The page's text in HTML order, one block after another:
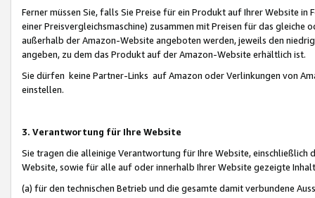
Ferner müssen Sie, falls Sie Preise für ein Produkt auf Ihrer Website
einer Preisvergleichsmaschine) zusammen mit Preisen für das
außerhalb der Amazon-Website angeboten werden, jeweils den
angeben, zu dem das Produkt auf der Amazon-Website erhältlich ist.
Sie dürfen keine Partner-Links auf Amazon oder Verlinkungen von
einstellen.
3. Verantwortung für Ihre Website
Sie tragen die alleinige Verantwortung für Ihre Website,
Website, sowie für alle auf oder innerhalb Ihrer Website gezeigte
(a) für den technischen Betrieb und die gesamte damit verbundene